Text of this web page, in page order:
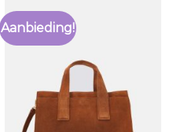
Aanbieding!